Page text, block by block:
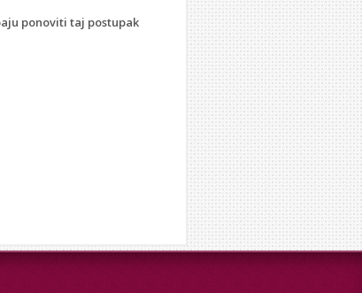
ponoviti taj postupak